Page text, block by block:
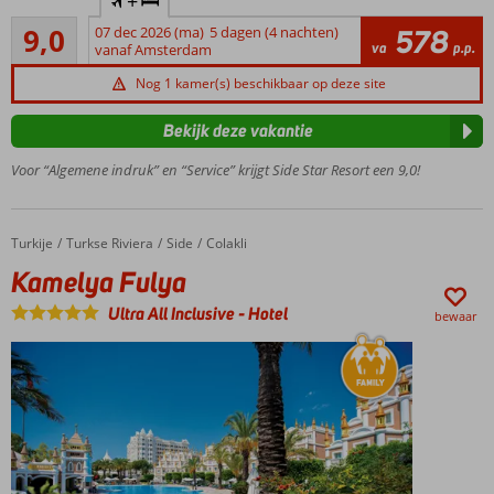
shuttleservice
naar het
strand
familiehotel
Heerlijk
privéstrand
met
3 à-la-
carterestaurants
9,0Uitstekend
320
beoordelingen
07 dec 2026 (ma) 5 dagen (4 nachten)
vanaf Amsterdam
va 578 p.p.
Nog 1 kamer(s) beschikbaar op deze site
Voor “Algemene indruk” en “Service” krijgt Side Star Resort een 9,0!
Bekijk deze vakantie
Home
Turkije Turkse Riviera Side Colakli
Kamelya Fulya
Kamelya Fulya
Ultra All Inclusive-Hotel bewaar